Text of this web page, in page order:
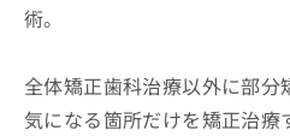
術。
全体矯正歯科治療以外に部分
気になる箇所だけを矯正治療